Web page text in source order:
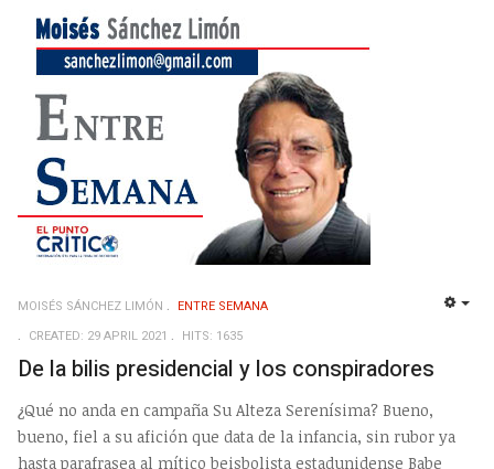
MOISÉS SÁNCHEZ LIMÓN
ENTRE SEMANA
CREATED: 29 APRIL 2021
HITS: 1635
De la bilis presidencial y los conspiradores
¿Qué no anda en campaña Su Alteza Serenísima? Bueno,
bueno, fiel a su afición que data de la infancia, sin rubor ya
hasta parafrasea al mítico beisbolista estadunidense Babe